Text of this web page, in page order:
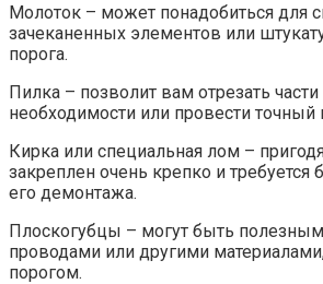
Молоток – может понадобиться для
зачеканенных элементов или
порога.​
Пилка – позволит вам отрезать
необходимости или провести точный
Кирка или специальная лом –
закреплен очень крепко и требуется
его демонтажа.​
Плоскогубцы – могут быть
проводами или другими
порогом.​